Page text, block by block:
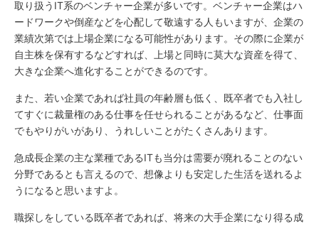
取り扱うIT系のベンチャー企業が多いです。ベンチャー企業はハ
ードワークや倒産などを心配して敬遠する人もいますが、企業の
業績次第では上場企業になる可能性があります。その際に企業が
自主株を保有するなどすれば、上場と同時に莫大な資産を得て、
大きな企業へ進化することができるのです。
また、若い企業であれば社員の年齢層も低く、既卒者でも入社し
てすぐに裁量権のある仕事を任せられることがあるなど、仕事面
でもやりがいがあり、うれしいことがたくさんあります。
急成長企業の主な業種であるITも当分は需要が廃れることのない
分野であるとも言えるので、想像よりも安定した生活を送れるよ
うになると思いますよ。
職探しをしている既卒者であれば、将来の大手企業になり得る成